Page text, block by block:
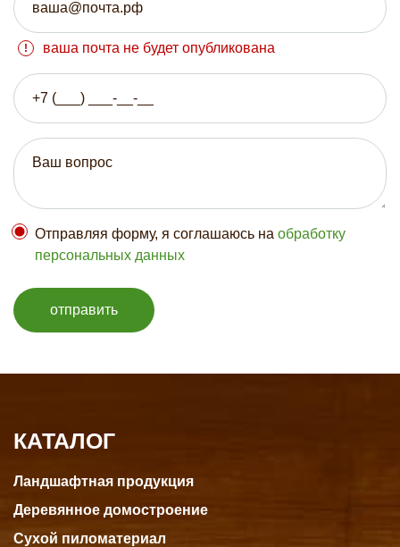
ваша почта не будет опубликована
Отправляя форму, я соглашаюсь на обработку
персональных данных
отправить
КАТАЛОГ
Ландшафтная продукция
Деревянное домостроение
Сухой пиломатериал